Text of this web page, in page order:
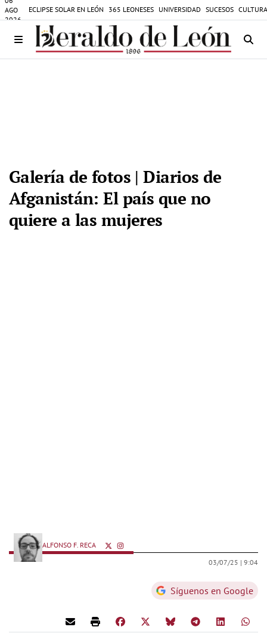
AGO
2026
ECLIPSE SOLAR EN LEÓN 365 LEONESES UNIVERSIDAD SUCESOS
Galería de fotos | Diarios de
Afganistán: El país que no
quiere a las mujeres
ALFONSO F. RECA
03/07/25 | 9:04
Síguenos en Google